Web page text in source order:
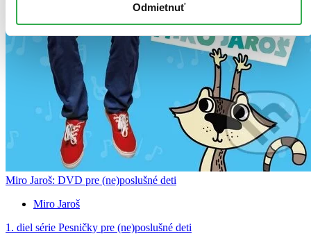
Odmietnuť
Miro Jaroš: DVD pre (ne)poslušné deti
Miro Jaroš
1. diel série Pesničky pre (ne)poslušné deti